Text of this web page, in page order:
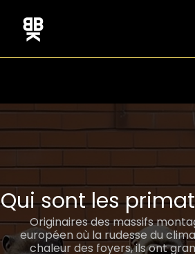
contenu
Qui sont les
Originaires des massifs
européen où la rudesse du
chaleur des foyers, ils ont